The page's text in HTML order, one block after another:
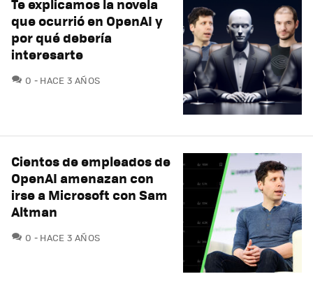
Te explicamos la novela
que ocurrió en OpenAI y
por qué debería
interesarte
0 COMENTARIOS
HACE 3 AÑOS
Cientos de empleados de
OpenAI amenazan con
irse a Microsoft con Sam
Altman
0 COMENTARIOS
HACE 3 AÑOS